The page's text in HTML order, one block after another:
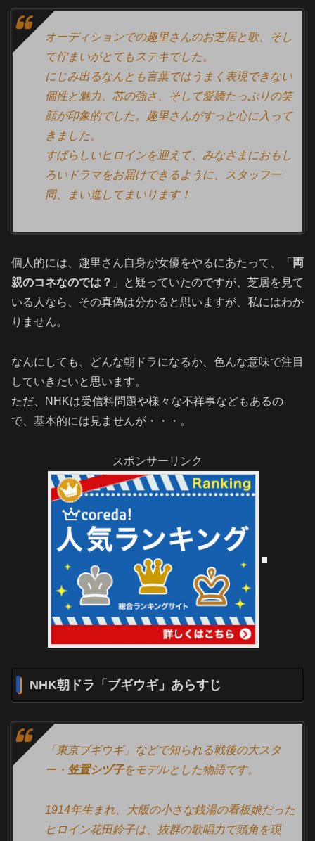
オーディションでの趣里さんのお芝居と歌、そし
て佇まいがとてもステキでした。
にじみ出るなんとも言葉ではうまく表現できない
個性と魅力、芯の強さ、そして愛嬌たっぷりの笑
顔が印象的でした。趣里さんがすっと心に入って
きました。
すばらしいヒロインを迎えて、みなさまにおもし
ろいドラマをお届けできるように、スタッフ一
同、まい進してまいります！
個人的には、趣里さん自身が女優をやるにあたって、「 両
親のコネなのでは？ 」と疑っていたのですが、芝居を見て
いる人なら、その真偽は分かると思いますが、私にはわか
りません。
なんにしても、どんな朝ドラになるか、色んな意味で注目
していきたいと思います。
ただ、NHKは受信料問題や様々な不祥事などもあるの
で、基本的には見ませんが・・・。
スポンサーリンク
NHK朝ドラ「ブギウギ」あらすじ
「東京ブギウギ」などで知られる戦後の大スタ
ー・ 笠置シヅ子をモデルとした物語です。
1914年生まれ、大阪の小さな銭湯の看板娘だった
ヒロイン花田鈴子は、抜群の歌唱力で頭角を現